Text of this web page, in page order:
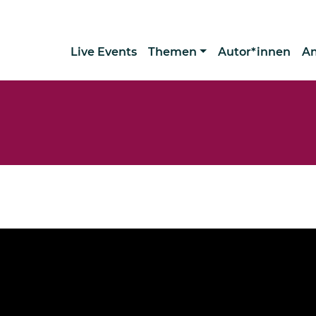
Live Events Themen Autor*innen